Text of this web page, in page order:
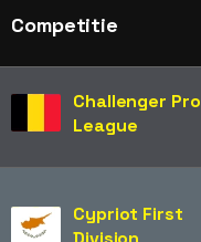
Competitie
Challenger Pro
League
Cypriot First